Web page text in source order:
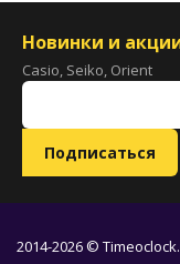
Новинки и
Casio, Seiko, Orient
2014-2026 ©